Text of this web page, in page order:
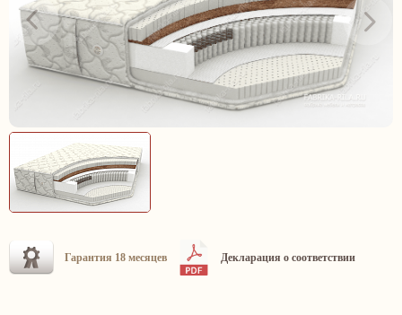
Гарантия 18 месяцев Декларация о соответствии